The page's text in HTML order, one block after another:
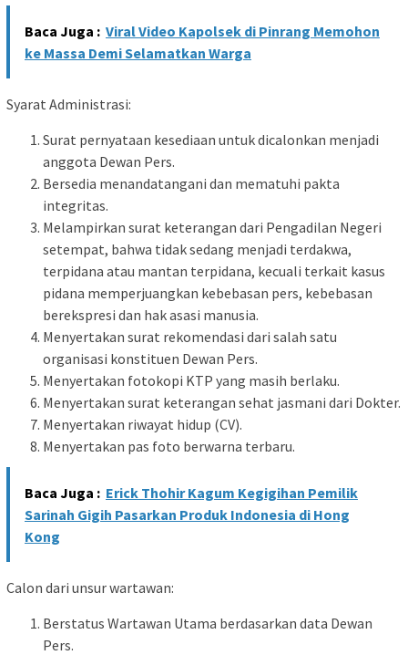
Baca Juga : Viral Video Kapolsek di Pinrang Memohon
ke Massa Demi Selamatkan Warga
Syarat Administrasi:
Surat pernyataan kesediaan untuk dicalonkan menjadi
anggota Dewan Pers.
Bersedia menandatangani dan mematuhi pakta
integritas.
Melampirkan surat keterangan dari Pengadilan Negeri
setempat, bahwa tidak sedang menjadi terdakwa,
terpidana atau mantan terpidana, kecuali terkait kasus
pidana memperjuangkan kebebasan pers, kebebasan
berekspresi dan hak asasi manusia.
Menyertakan surat rekomendasi dari salah satu
organisasi konstituen Dewan Pers.
Menyertakan fotokopi KTP yang masih berlaku.
Menyertakan surat keterangan sehat jasmani dari Dokter.
Menyertakan riwayat hidup (CV).
Menyertakan pas foto berwarna terbaru.
Baca Juga : Erick Thohir Kagum Kegigihan Pemilik
Sarinah Gigih Pasarkan Produk Indonesia di Hong
Kong
Calon dari unsur wartawan:
Berstatus Wartawan Utama berdasarkan data Dewan
Pers.